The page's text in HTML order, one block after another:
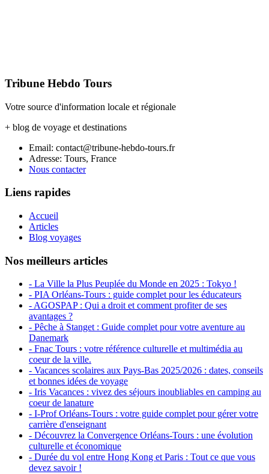
Tribune Hebdo Tours
Votre source d'information locale et régionale
+ blog de voyage et destinations
Email: contact@tribune-hebdo-tours.fr
Adresse: Tours, France
Nous contacter
Liens rapides
Accueil
Articles
Blog voyages
Nos meilleurs articles
- La Ville la Plus Peuplée du Monde en 2025 : Tokyo !
- PIA Orléans-Tours : guide complet pour les éducateurs
- AGOSPAP : Qui a droit et comment profiter de ses
avantages ?
- Pêche à Stanget : Guide complet pour votre aventure au
Danemark
- Fnac Tours : votre référence culturelle et multimédia au
coeur de la ville.
- Vacances scolaires aux Pays-Bas 2025/2026 : dates, conseils
et bonnes idées de voyage
- Iris Vacances : vivez des séjours inoubliables en camping au
coeur de lanature
- I-Prof Orléans-Tours : votre guide complet pour gérer votre
carrière d'enseignant
- Découvrez la Convergence Orléans-Tours : une évolution
culturelle et économique
- Durée du vol entre Hong Kong et Paris : Tout ce que vous
devez savoir !